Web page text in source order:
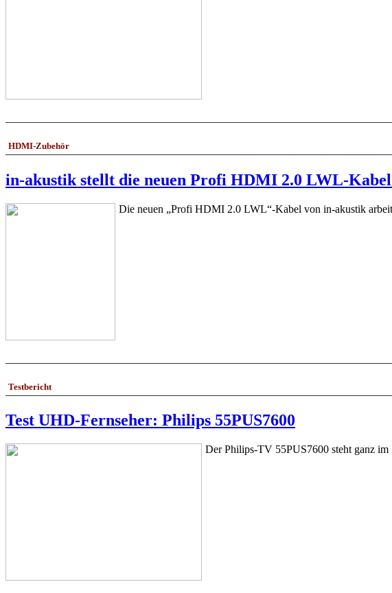
HDMI-Zubehör
in-akustik stellt die neuen Profi HDMI 2.0 LWL-
Die neuen „Profi HDMI 2.0 LWL“-Kabel von in-akustik
Testbericht
Test UHD-Fernseher: Philips 55PUS7600
Der Philips-TV 55PUS7600 steht ganz